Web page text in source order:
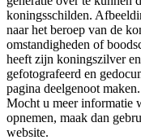
koningsschilden.
naar het beroep van de
omstandigheden of
heeft zijn koningszilver
gefotografeerd en
pagina deelgenoot maken.
Mocht u meer informatie
opnemen, maak dan
website.